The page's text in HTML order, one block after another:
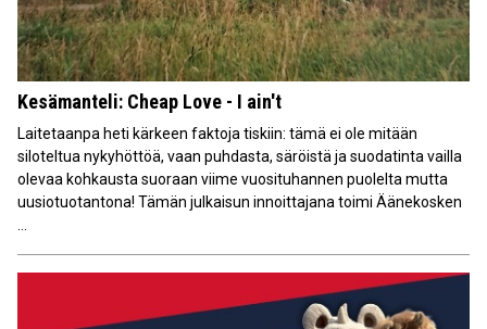
Kesämanteli: Cheap Love - I ain't
Laitetaanpa heti kärkeen faktoja tiskiin: tämä ei ole mitään
siloteltua nykyhöttöä, vaan puhdasta, säröistä ja suodatinta vailla
olevaa kohkausta suoraan viime vuosituhannen puolelta mutta
uusiotuotantona! Tämän julkaisun innoittajana toimi Äänekosken